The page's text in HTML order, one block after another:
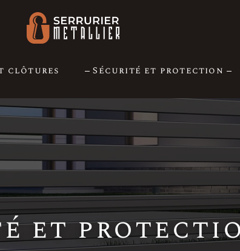
clôtures Sécurité et protection
et